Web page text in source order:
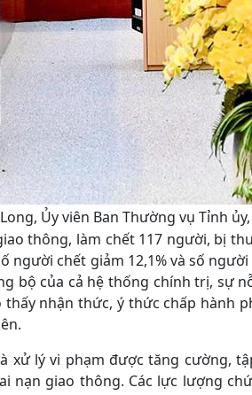
Ủy viên Ban Thường vụ Tỉnh
thông, làm chết 117 người, bị
người chết giảm 12,1% và số
bộ của cả hệ thống chính trị, sự
nhận thức, ý thức chấp hành
xử lý vi phạm được tăng cường,
nạn giao thông. Các lực lượng